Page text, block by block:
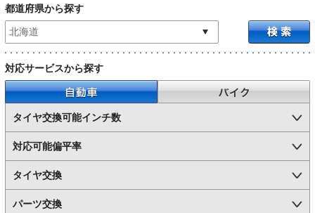
都道府県から探す
対応サービスから探す
自動車
バイク
タイヤ交換可能インチ数
対応可能偏平率
タイヤ交換
パーツ交換